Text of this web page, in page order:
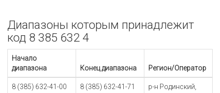
Диапазоны которым принадлежит
код 8 385 632 4
Начало
диапазона
Конец диапазона Регион/Оператор
8 (385) 632-41-00 8 (385) 632-41-71
р-н Родинский,